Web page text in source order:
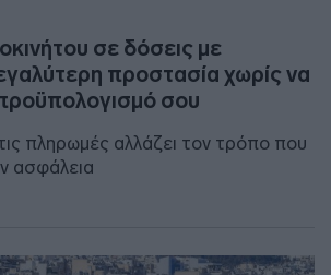
σε δόσεις με
προστασία χωρίς να
σου
πληρωμές αλλάζει τον τρόπο που
ασφάλεια